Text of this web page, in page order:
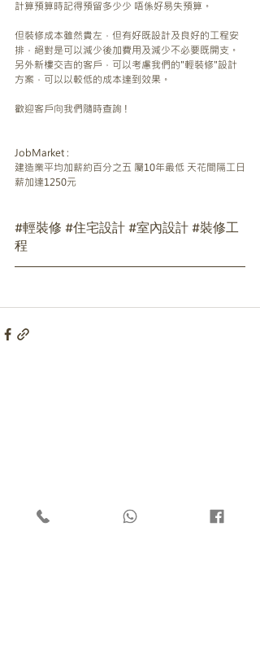
計算預算時記得預留多少少 唔係好易失預算。
但裝修成本雖然貴左，但有好既設計及良好的工程安
排，絕對是可以減少後加費用及減少不必要既開支。
另外新樓交吉的客戶，可以考慮我們的"輕裝修"設計
方案，可以以較低的成本達到效果。
歡迎客戶向我們隨時查詢 !
JobMarket :
建造業平均加薪約百分之五 屬10年最低 天花間隔工日
薪加達1250元
#輕裝修 #住宅設計#室內設計#裝修工
程